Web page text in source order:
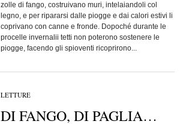
zolle di fango, costruivano muri, intelaiandoli col
legno, e per ripararsi dalle piogge e dai calori estivi li
coprivano con canne e fronde. Dopoché durante le
procelle invernalii tetti non poterono sostenere le
piogge, facendo gli spioventi ricoprirono...
LETTURE
DI FANGO, DI PAGLIA…